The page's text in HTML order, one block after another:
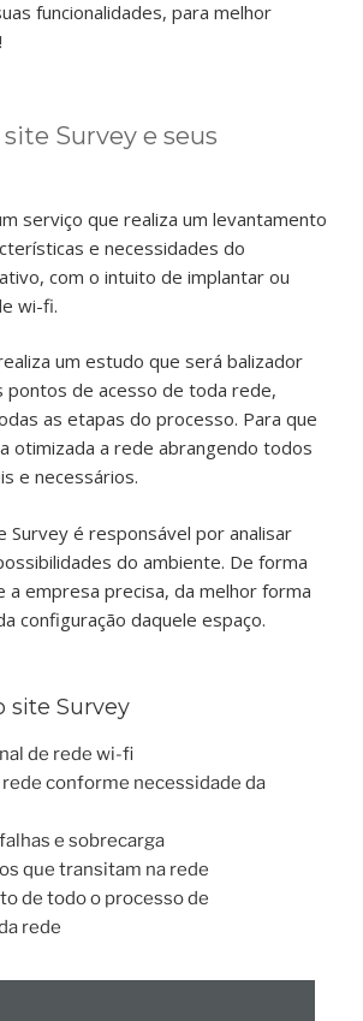
funcionalidades, para melhor
Survey e seus
serviço que realiza um levantamento
e necessidades do
com o intuito de implantar ou
wi-fi.
um estudo que será balizador
pontos de acesso de toda rede,
as etapas do processo. Para que
otimizada a rede abrangendo todos
e necessários.
Survey é responsável por analisar
do ambiente. De forma
a empresa precisa, da melhor forma
configuração daquele espaço.
site Survey
de rede wi-fi
conforme necessidade da
e sobrecarga
que transitam na rede
de todo o processo de
rede